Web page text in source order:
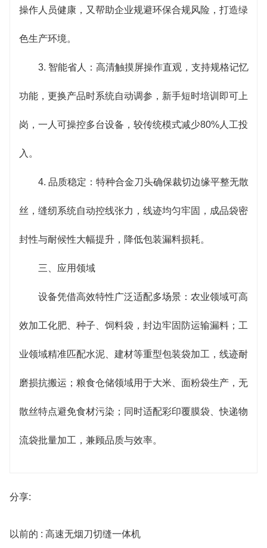
操作人员健康，又帮助企业规避环保合规风险，打造绿
色生产环境。
3. 智能省人：高清触摸屏操作直观，支持规格记忆
功能，更换产品时系统自动调参，新手短时培训即可上
岗，一人可操控多台设备，较传统模式减少80%人工投
入。
4. 品质稳定：特种合金刀头确保裁切边缘平整无散
丝，缝纫系统自动控线张力，线迹均匀牢固，成品袋密
封性与耐候性大幅提升，降低包装漏料损耗。
三、应用领域
设备凭借高效特性广泛适配多场景：农业领域可高
效加工化肥、种子、饲料袋，封边牢固防运输漏料；工
业领域精准匹配水泥、建材等重型包装袋加工，线迹耐
磨损抗搬运；粮食仓储领域用于大米、面粉袋生产，无
散丝特点避免食材污染；同时适配彩印覆膜袋、快递物
流袋批量加工，兼顾品质与效率。
分享:
以前的 : 高速无烟刀切缝一体机